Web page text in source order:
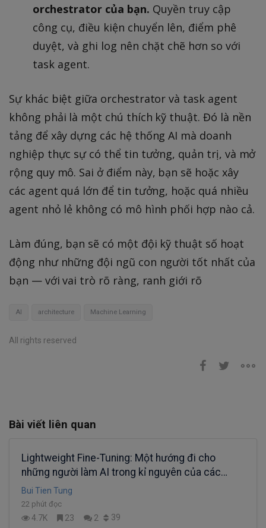
orchestrator của bạn. Quyền truy cập
công cụ, điều kiện chuyển lên, điểm phê
duyệt, và ghi log nên chặt chẽ hơn so với
task agent.
Sự khác biệt giữa orchestrator và task agent
không phải là một chú thích kỹ thuật. Đó là nền
tảng để xây dựng các hệ thống AI mà doanh
nghiệp thực sự có thể tin tưởng, quản trị, và mở
rộng quy mô. Sai ở điểm này, bạn sẽ hoặc xây
các agent quá lớn để tin tưởng, hoặc quá nhiều
agent nhỏ lẻ không có mô hình phối hợp nào cả.
Làm đúng, bạn sẽ có một đội kỹ thuật số hoạt
động như những đội ngũ con người tốt nhất của
bạn — với vai trò rõ ràng, ranh giới rõ
AI architecture Machine Learning
All rights reserved
Bài viết liên quan
Lightweight Fine-Tuning: Một hướng đi cho
những người làm AI trong kỉ nguyên của các
Super Large Models (Phần 1)
Bui Tien Tung
22 phút đọc
4.7K 23 2 39